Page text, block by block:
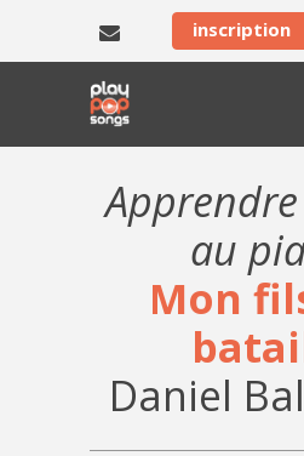
inscription
au
Mon
Daniel